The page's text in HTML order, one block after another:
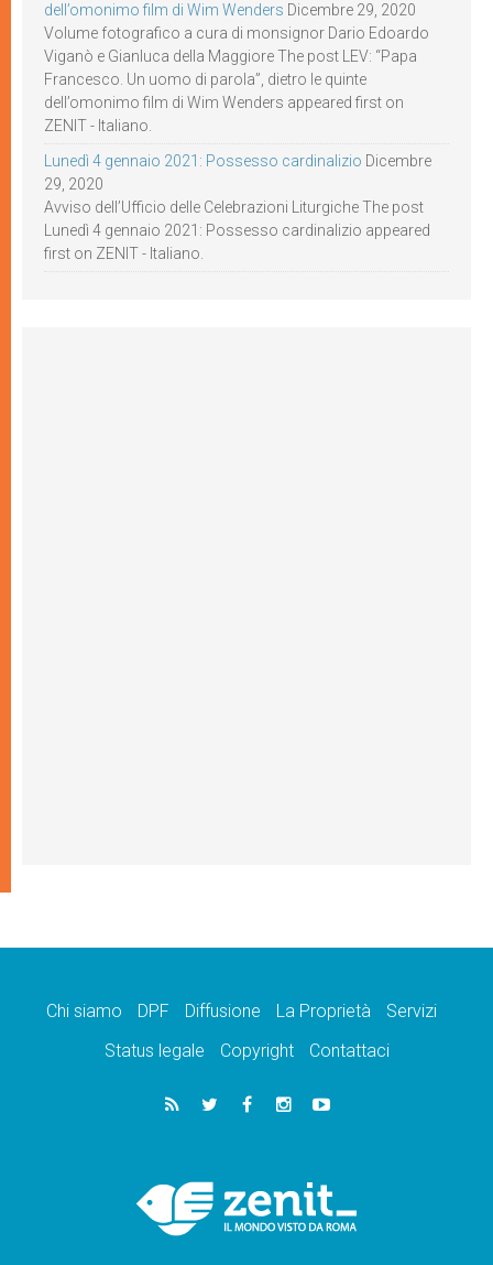
dell’omonimo film di Wim Wenders Dicembre 29, 2020
Volume fotografico a cura di monsignor Dario Edoardo
Viganò e Gianluca della Maggiore The post LEV: “Papa
Francesco. Un uomo di parola”, dietro le quinte
dell’omonimo film di Wim Wenders appeared first on
ZENIT - Italiano.
Lunedì 4 gennaio 2021: Possesso cardinalizio Dicembre
29, 2020
Avviso dell’Ufficio delle Celebrazioni Liturgiche The post
Lunedì 4 gennaio 2021: Possesso cardinalizio appeared
first on ZENIT - Italiano.
Chi siamo DPF Diffusione La Proprietà
Servizi
Status legale
Copyright Contattaci